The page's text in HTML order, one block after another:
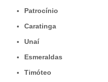
Patrocínio
Caratinga
Unaí
Esmeraldas
Timóteo